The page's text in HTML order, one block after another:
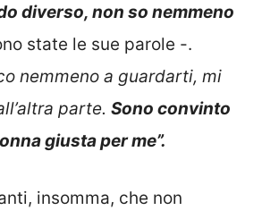
diverso, non so nemmeno
state le sue parole -.
nemmeno a guardarti, mi
parte. Sono convinto
giusta per me”.
insomma, che non